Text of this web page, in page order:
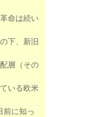
命は続い
下、新旧
層（その
いる欧米
前に知っ